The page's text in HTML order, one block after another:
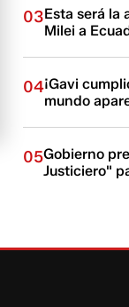
03Esta será la
Milei a
04¡Gavi
mundo
05Gobierno
Justiciero"